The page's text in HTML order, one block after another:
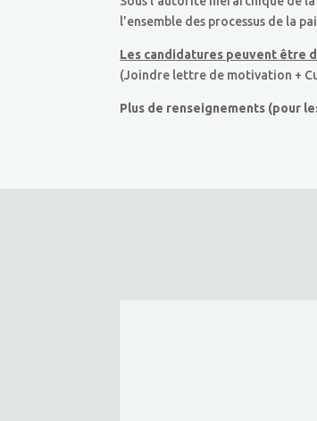
l’ensemble des processus de la
Les candidatures peuvent être
(Joindre lettre de motivation +
Plus de renseignements (pour